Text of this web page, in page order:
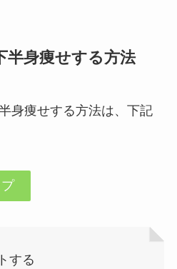
半身痩せする方法
身痩せする方法は、下記
する